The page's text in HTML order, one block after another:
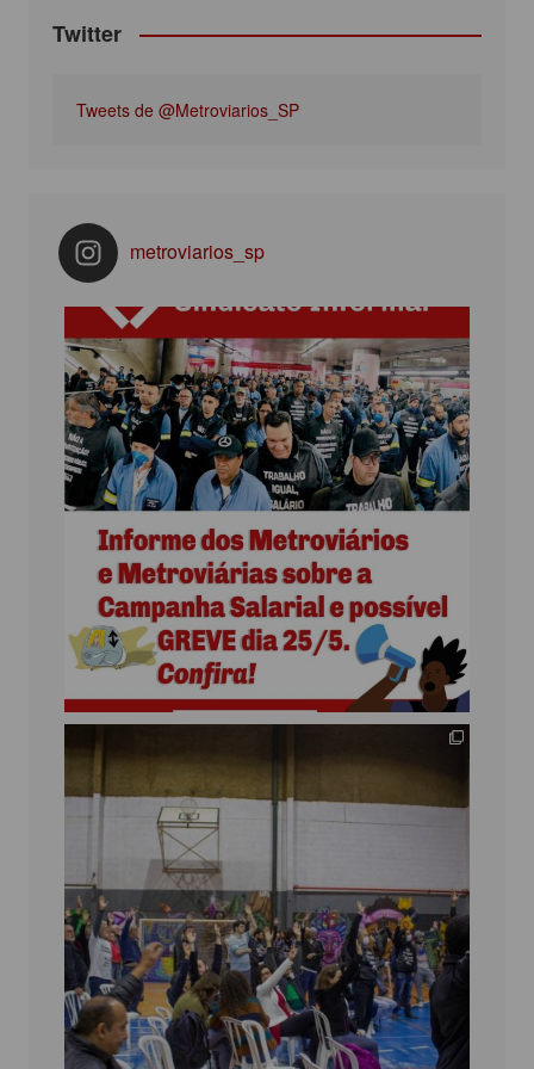
Twitter
Tweets de @Metroviarios_SP
metroviarios_sp